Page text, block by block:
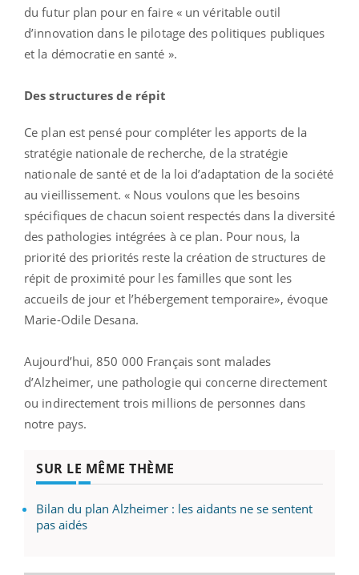
du futur plan pour en faire « un véritable outil
d’innovation dans le pilotage des politiques publiques
et la démocratie en santé ».
Des structures de répit
Ce plan est pensé pour compléter les apports de la
stratégie nationale de recherche, de la stratégie
nationale de santé et de la loi d’adaptation de la société
au vieillissement. « Nous voulons que les besoins
spécifiques de chacun soient respectés dans la diversité
des pathologies intégrées à ce plan. Pour nous, la
priorité des priorités reste la création de structures de
répit de proximité pour les familles que sont les
accueils de jour et l’hébergement temporaire», évoque
Marie-Odile Desana.
Aujourd’hui, 850 000 Français sont malades
d’Alzheimer, une pathologie qui concerne directement
ou indirectement trois millions de personnes dans
notre pays.
SUR LE MÊME THÈME
Bilan du plan Alzheimer : les aidants ne se sentent
pas aidés